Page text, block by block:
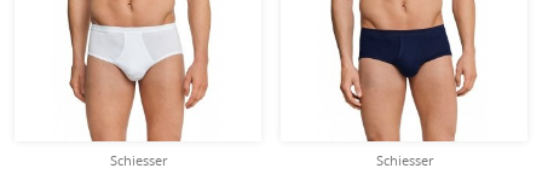
Schiesser
Schiesser